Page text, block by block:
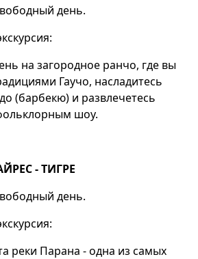
день.
на загородное ранчо, где вы
Гаучо, насладитесь
(барбекю) и развлечетесь
шоу.
- ТИГРЕ
день.
реки Парана - однa из самых